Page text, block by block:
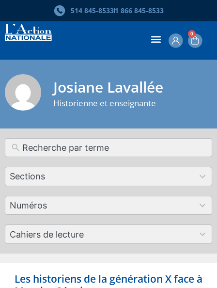
514 845‑85331 866 845‑8533
0
Josiane Lavallée
Historienne et enseignante
Sections
12
results
Numéros
179
results
Cahiers de lecture
50
results
Les historiens de la génération X face à